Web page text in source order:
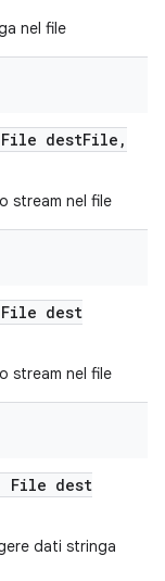
nel file
File destFile ,
stream nel file
File dest
stream nel file
File dest
dati stringa